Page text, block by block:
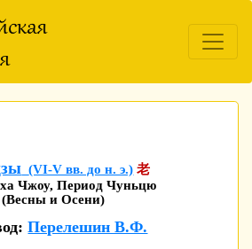
(VI-V вв. до н. э.) 老
Чжоу, Период Чуньцю
(Весны и Осени)
Перелешин В.Ф.